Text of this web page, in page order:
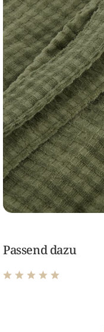
Passend dazu
Durchschnittliche